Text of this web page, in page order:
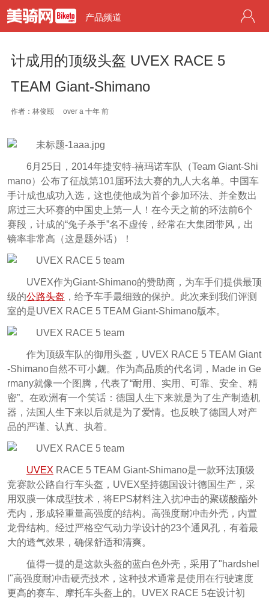
产品频道
计成用的顶级头盔 UVEX RACE 5
TEAM Giant-Shimano
作者：林俊颐 over a 十年 前
6月25日，2014年捷安特-禧玛诺车队（Team Giant-Shi
mano）公布了征战第101届环法大赛的九人大名单。中国车
手计成也成功入选，这也使他成为首个参加环法、并全数出
席过三大环赛的中国史上第一人！在今天之前的环法前6个
赛段，计成的“兔子杀手”名不虚传，经常在大集团带风，出
镜率非常高（这是题外话）！
UVEX作为Giant-Shimano的赞助商，为车手们提供最顶
级的公路头盔 ，给予车手最细致的保护。此次来到我们评测
室的是UVEX RACE 5 TEAM Giant-Shimano版本。
作为顶级车队的御用头盔，UVEX RACE 5 TEAM Giant
-Shimano自然不可小觑。作为高品质的代名词，Made in Ge
rmany就像一个图腾，代表了“耐用、实用、可靠、安全、精
密”。在欧洲有一个笑话：德国人生下来就是为了生产制造机
器，法国人生下来以后就是为了爱情。也反映了德国人对产
品的严谨、认真、执着。
UVEX RACE 5 TEAM Giant-Shimano是一款环法顶级
竞赛款公路自行车头盔，UVEX坚持德国设计德国生产，采
用双膜一体成型技术，将EPS材料注入抗冲击的聚碳酸酯外
壳内，形成轻重量高强度的结构。高强度耐冲击外壳，内置
龙骨结构。经过严格空气动力学设计的23个通风孔，有着最
大的透气效果，确保舒适和清爽。
值得一提的是这款头盔的蓝白色外壳，采用了"hardshel
l"高强度耐冲击硬壳技术，这种技术通常是使用在行驶速度
更高的赛车、摩托车头盔上的。 UVEX RACE 5在设计初